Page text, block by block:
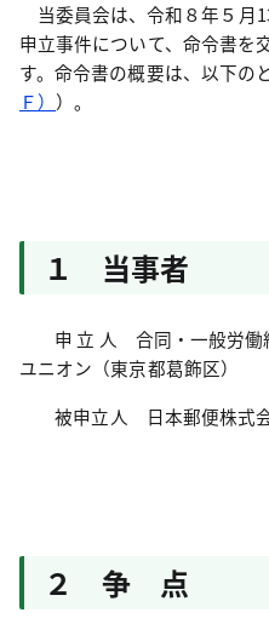
当委員会は、令和８年５月
申立事件について、命令書を
す。命令書の概要は、以下の
Ｆ） ）。
１ 当事者
申 立 人 合同・一般労働
ユニオン（東京都葛飾区）
被申立人 日本郵便株式
２ 争 点